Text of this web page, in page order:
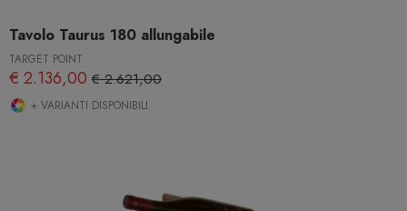
Tavolo Taurus 180 allungabile
TARGET POINT
€ 2.136,00 € 2.621,00
+ VARIANTI DISPONIBILI